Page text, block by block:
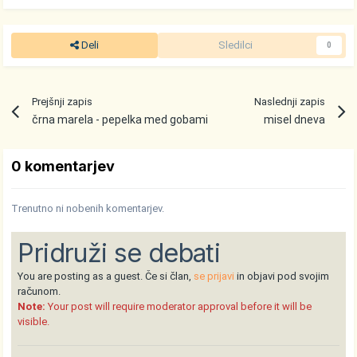
Deli Sledilci 0
Prejšnji zapis
črna marela - pepelka med gobami
Naslednji zapis
misel dneva
0 komentarjev
Trenutno ni nobenih komentarjev.
Pridruži se debati
You are posting as a guest. Če si član, se prijavi in objavi pod svojim
računom.
Note: Your post will require moderator approval before it will be
visible.